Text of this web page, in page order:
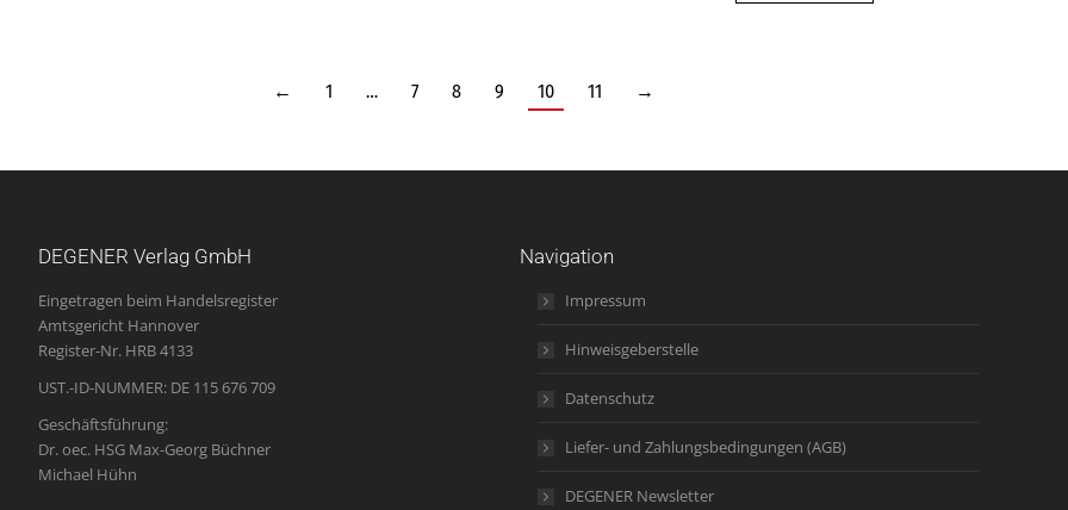
← 1 … 7 8 9 10 11 →
DEGENER Verlag GmbH
Eingetragen beim Handelsregister
Amtsgericht Hannover
Register-Nr. HRB 4133
UST.-ID-NUMMER: DE 115 676 709
Geschäftsführung:
Dr. oec. HSG Max-Georg Büchner
Michael Hühn
Navigation
Impressum
Hinweisgeberstelle
Datenschutz
Liefer- und Zahlungsbedingungen (AGB)
DEGENER Newsletter